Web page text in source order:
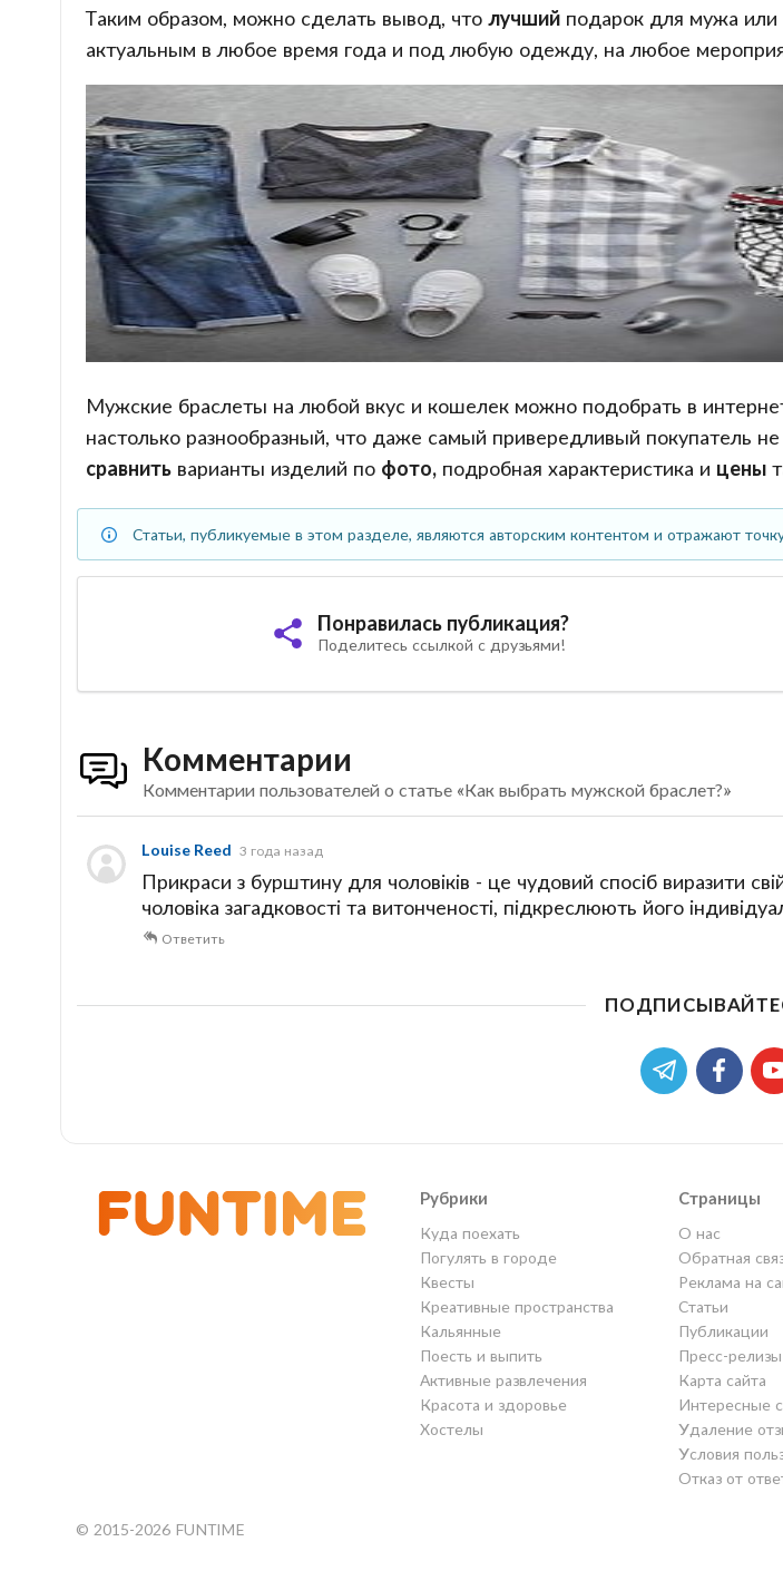
Таким образом, можно сделать вывод, что лучшийподарок для мужа или
актуальным в любое время года и под любую одежду, на любое
Мужские браслеты на любой вкус и кошелек можно подобрать в
настолько разнообразный, что даже самый привередливый покупатель
сравнитьварианты изделий по фото,подробная характеристика и цены
Статьи, публикуемые в этом разделе, являются авторским контентом и отражают
Понравилась публикация?
Поделитесь ссылкой с друзьями!
Комментарии
Комментарии пользователей о статье «Как выбрать мужской браслет?»
Louise Reed 3 года назад
Прикраси з бурштину для чоловіків - це чудовий спосіб виразити
чоловіка загадковості та витонченості, підкреслюють його
Ответить
Рубрики
Куда поехать
Погулять в городе
Квесты
Креативные пространства
Кальянные
Поесть и выпить
Активные развлечения
Красота и здоровье
Хостелы
Страницы
О нас
Обратная
Реклама на
Статьи
Публикации
Пресс-релизы
Карта сайта
Интересные
Удаление
Условия
Отказ от
© 2015-2026 FUNTIME